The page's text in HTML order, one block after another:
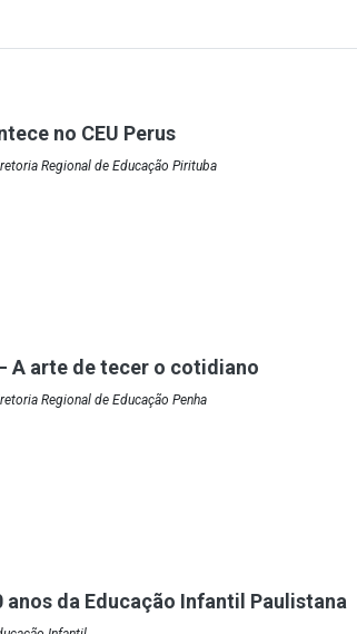
no CEU Perus
Regional de Educação Pirituba
A arte de tecer o cotidiano
Regional de Educação Penha
da Educação Infantil Paulistana